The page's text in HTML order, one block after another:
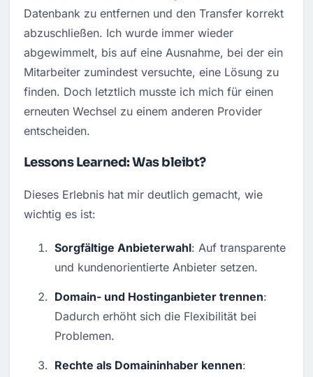
Datenbank zu entfernen und den Transfer korrekt
abzuschließen. Ich wurde immer wieder
abgewimmelt, bis auf eine Ausnahme, bei der ein
Mitarbeiter zumindest versuchte, eine Lösung zu
finden. Doch letztlich musste ich mich für einen
erneuten Wechsel zu einem anderen Provider
entscheiden.
Lessons Learned: Was bleibt?
Dieses Erlebnis hat mir deutlich gemacht, wie
wichtig es ist:
Sorgfältige Anbieterwahl: Auf transparente
und kundenorientierte Anbieter setzen.
Domain- und Hostinganbieter trennen:
Dadurch erhöht sich die Flexibilität bei
Problemen.
Rechte als Domaininhaber kennen: